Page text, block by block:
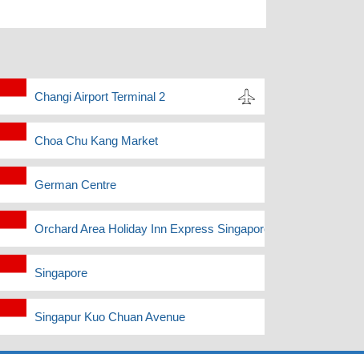
Changi Airport Terminal 2
Choa Chu Kang Market
German Centre
Orchard Area Holiday Inn Express Singapore Hotel Delivery
Singapore
Singapur Kuo Chuan Avenue